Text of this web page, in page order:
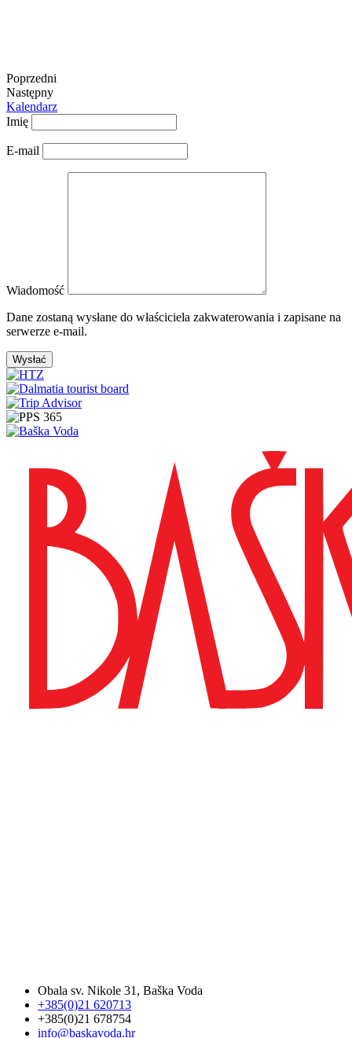
Poprzedni
Następny
Kalendarz
Imię
E-mail
Wiadomość
Dane zostaną wysłane do właściciela zakwaterowania i zapisane na
serwerze e-mail.
Wysłać
Obala sv. Nikole 31, Baška Voda
+385(0)21 620713
+385(0)21 678754
info@baskavoda.hr